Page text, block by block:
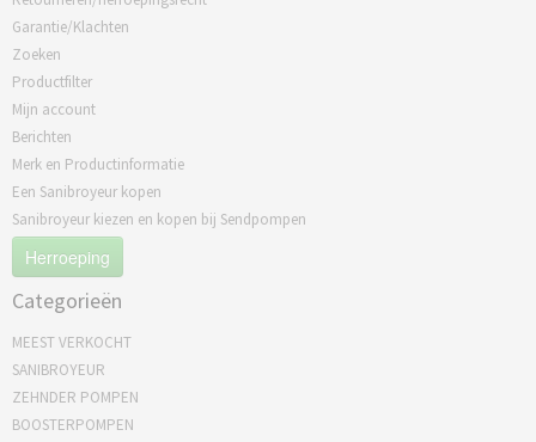
Garantie/Klachten
Zoeken
Productfilter
Mijn account
Berichten
Merk en Productinformatie
Een Sanibroyeur kopen
Sanibroyeur kiezen en kopen bij Sendpompen
Herroeping
Categorieën
MEEST VERKOCHT
SANIBROYEUR
ZEHNDER POMPEN
BOOSTERPOMPEN